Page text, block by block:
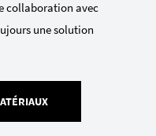
collaboration avec
une solution